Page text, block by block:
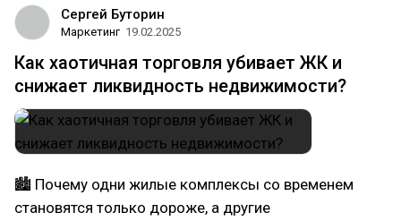
Сергей Буторин
Маркетинг 19.02.2025
Как хаотичная торговля убивает ЖК и
снижает ликвидность недвижимости?
🏙 Почему одни жилые комплексы со временем
становятся только дороже, а другие